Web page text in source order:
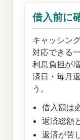
借入前に
キャッシン
対応できる
利息負担が
済日・毎月
う。
借入額は
返済総額
返済が苦